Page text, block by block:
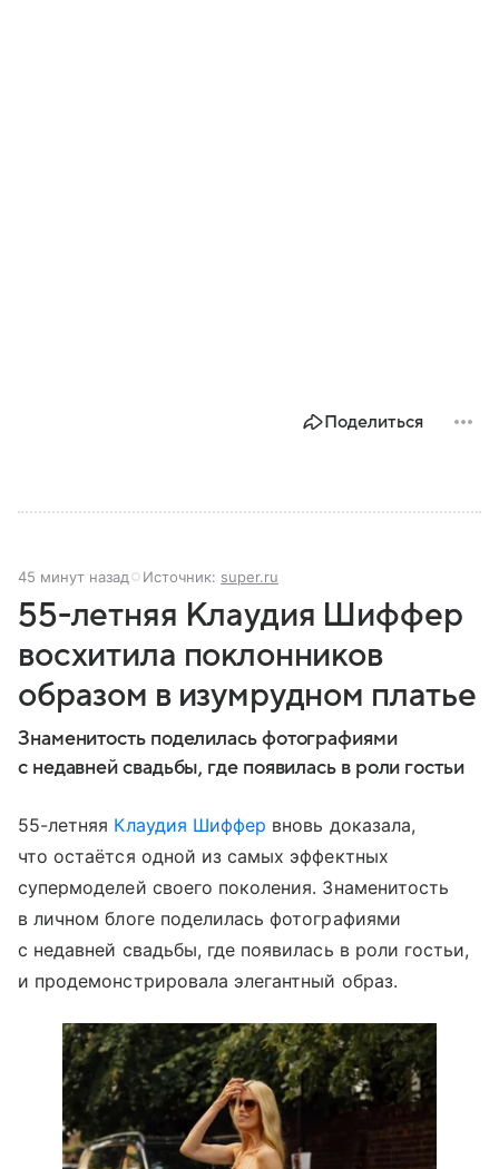
Поделиться
45 минут назад Источник: super.ru
55-летняя Клаудия Шиффер
восхитила поклонников
образом в изумрудном платье
Знаменитость поделилась фотографиями
с недавней свадьбы, где появилась в роли гостьи
55-летняя Клаудия Шиффер вновь доказала,
что остаётся одной из самых эффектных
супермоделей своего поколения. Знаменитость
в личном блоге поделилась фотографиями
с недавней свадьбы, где появилась в роли гостьи,
и продемонстрировала элегантный образ.